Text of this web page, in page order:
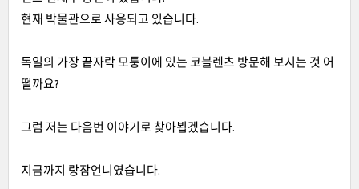
현재 박물관으로 사용되고 있습니다.
독일의 가장 끝자락 모퉁이에 있는 코블렌츠 방문해 보시는 것 어
떨까요?
그럼 저는 다음번 이야기로 찾아뵙겠습니다.
지금까지 랑잠언니였습니다.